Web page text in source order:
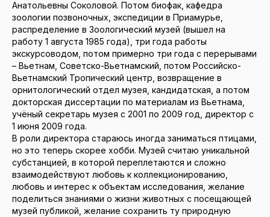
Анатольевны Соколовой. Потом биофак, кафедра
зоологии позвоночных, экспедиции в Приамурье,
распределение в Зоологический музей (вышел на
работу 1 августа 1985 года), три года работы
экскурсоводом, потом примерно три года с перерывами
– Вьетнам, Советско-Вьетнамский, потом Российско-
Вьетнамский Тропический центр, возвращение в
орнитологический отдел музея, кандидатская, а потом
докторская диссертации по материалам из Вьетнама,
учёный секретарь музея с 2001 по 2009 год, директор с
1 июня 2009 года.
В роли директора стараюсь иногда заниматься птицами,
но это теперь скорее хобби. Музей считаю уникальной
субстанцией, в которой переплетаются и сложно
взаимодействуют любовь к коллекционированию,
любовь и интерес к объектам исследования, желание
поделиться знаниями о жизни животных с посещающей
музей публикой, желание сохранить ту природную